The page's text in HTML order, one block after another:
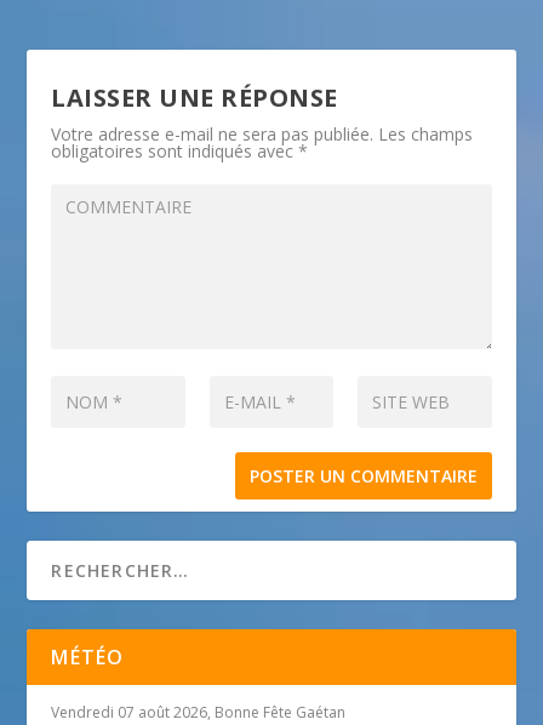
LAISSER UNE RÉPONSE
Votre adresse e-mail ne sera pas publiée. Les champs
obligatoires sont indiqués avec*
MÉTÉO
Vendredi 07 août 2026, Bonne Fête Gaétan